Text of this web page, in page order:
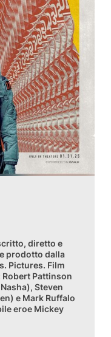
diretto e
prodotto dalla
Pictures. Film
Pattinson
Steven
e Mark Ruffalo
eroe Mickey